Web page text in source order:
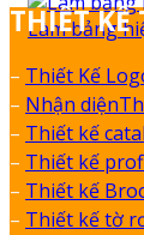
Làm bảng
THIẾT
– Thiết Kế
– Nhận
– Thiết kế
– Thiết kế
– Thiết kế
– Thiết kế tờ